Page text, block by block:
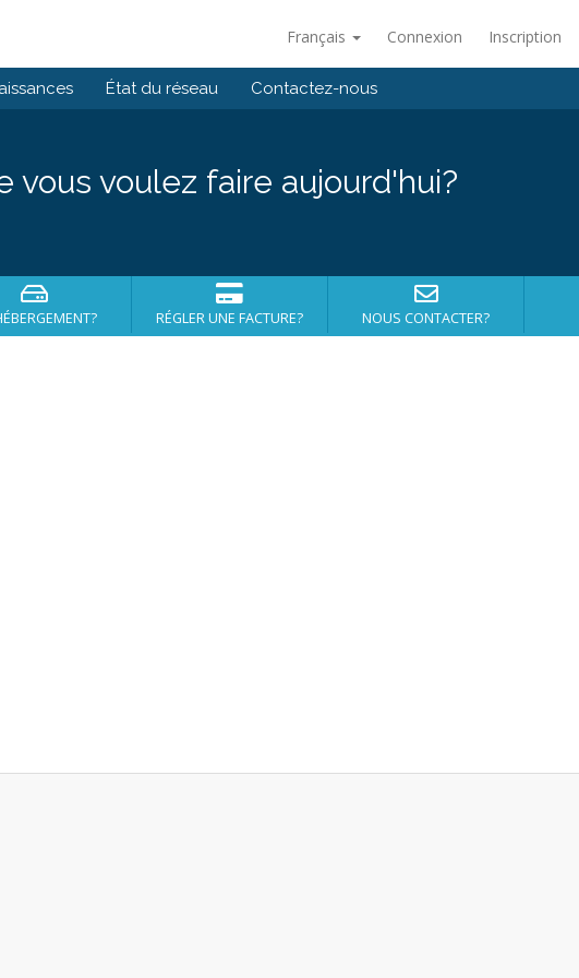
Français Connexion Inscription
État du réseau Contactez-nous
vous voulez faire aujourd'hui?
RÉGLER UNE FACTURE? NOUS CONTACTER?